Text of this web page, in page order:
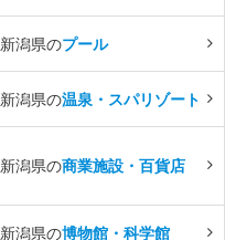
新潟県のプール
新潟県の温泉・スパリゾート
新潟県の商業施設・百貨店
新潟県の博物館・科学館